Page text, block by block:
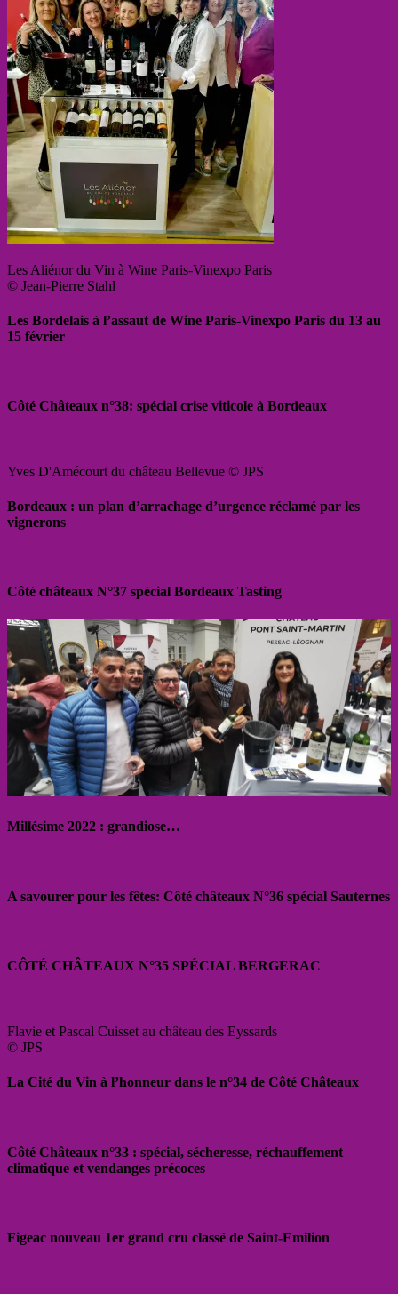
Les Aliénor du Vin à Wine Paris-Vinexpo Paris
© Jean-Pierre Stahl
Les Bordelais à l’assaut de Wine Paris-Vinexpo Paris du 13 au
15 février
Côté Châteaux n°38: spécial crise viticole à Bordeaux
Yves D'Amécourt du château Bellevue © JPS
Bordeaux : un plan d’arrachage d’urgence réclamé par les
vignerons
Côté châteaux N°37 spécial Bordeaux Tasting
Millésime 2022 : grandiose…
A savourer pour les fêtes: Côté châteaux N°36 spécial Sauternes
CÔTÉ CHÂTEAUX N°35 SPÉCIAL BERGERAC
Flavie et Pascal Cuisset au château des Eyssards
© JPS
La Cité du Vin à l’honneur dans le n°34 de Côté Châteaux
Côté Châteaux n°33 : spécial, sécheresse, réchauffement
climatique et vendanges précoces
Figeac nouveau 1er grand cru classé de Saint-Emilion